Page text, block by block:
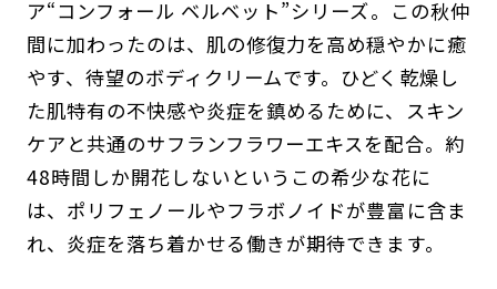
ア“コンフォール ベルベット”シリーズ。この秋仲
間に加わったのは、肌の修復力を高め穏やかに癒
やす、待望のボディクリームです。ひどく乾燥し
た肌特有の不快感や炎症を鎮めるために、スキン
ケアと共通のサフランフラワーエキスを配合。約
48時間しか開花しないというこの希少な花に
は、ポリフェノールやフラボノイドが豊富に含ま
れ、炎症を落ち着かせる働きが期待できます。